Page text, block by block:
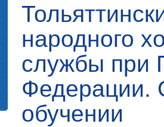
народного
службы при
Федерации.
обучении